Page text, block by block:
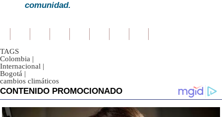
comunidad.
TAGS
Colombia |
Internacional |
Bogotá |
cambios climáticos